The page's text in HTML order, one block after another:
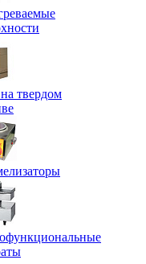
твердом